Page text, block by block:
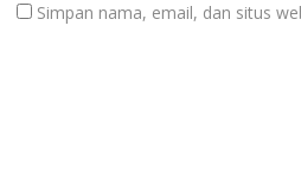
Simpan nama, email, dan situs